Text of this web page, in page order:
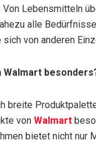
Lebensmitteln
alle
von anderen
breite
von Walmart
bietet nicht